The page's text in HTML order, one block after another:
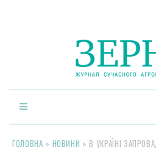
ГОЛОВНА » НОВИНИ » В УКРАЇНІ